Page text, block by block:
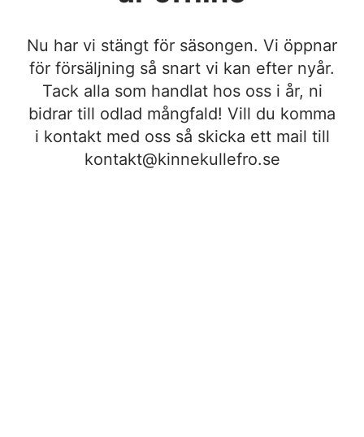
Nu har vi stängt för säsongen. Vi öppnar
för försäljning så snart vi kan efter nyår.
Tack alla som handlat hos oss i år, ni
bidrar till odlad mångfald! Vill du komma
i kontakt med oss så skicka ett mail till
kontakt@kinnekullefro.se